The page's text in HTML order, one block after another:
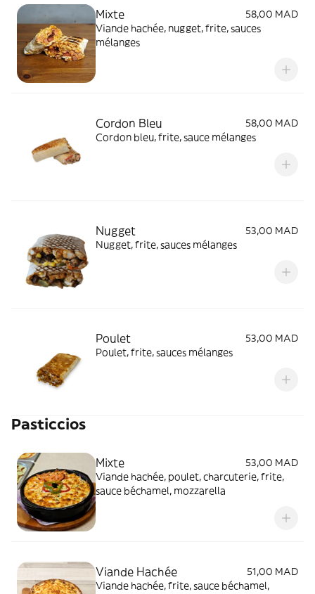
Mixte
58,00 MAD
Viande hachée, nugget, frite, sauces
mélanges
Cordon Bleu
58,00 MAD
Cordon bleu, frite, sauce mélanges
Nugget
53,00 MAD
Nugget, frite, sauces mélanges
Poulet
53,00 MAD
Poulet, frite, sauces mélanges
Pasticcios
Mixte
53,00 MAD
Viande hachée, poulet, charcuterie, frite,
sauce béchamel, mozzarella
Viande Hachée
51,00 MAD
Viande hachée, frite, sauce béchamel,